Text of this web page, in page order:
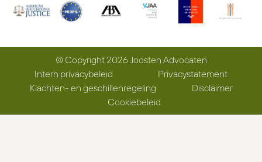
© Copyright 2026 Joosten Advocaten
Intern privacybeleid
Privacystatement
Klachten- en geschillenregeling
Disclaimer
Cookiebeleid